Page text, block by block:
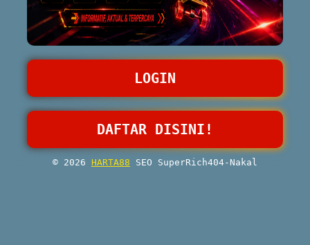
LOGIN
DAFTAR DISINI!
© 2026 HARTA88 SEO SuperRich404-Nakal